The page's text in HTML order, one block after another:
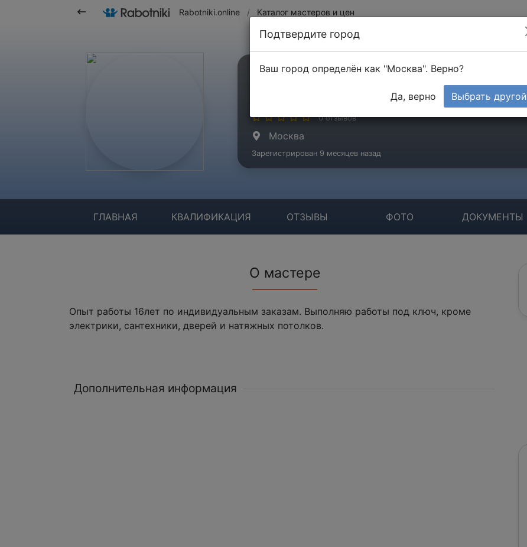
Rabotniki.online / Каталог мастеров и цен
Головань Александр
0 отзывов
Москва
Зарегистрирован 9 месяцев назад
ГЛАВНАЯ КВАЛИФИКАЦИЯ ОТЗЫВЫ ФОТО ДОКУМЕНТЫ
О мастере
Опыт работы 16лет по индивидуальным заказам. Выполняю работы под ключ, кроме
электрики, сантехники, дверей и натяжных потолков.
Дополнительная информация
Подтвердите город
Ваш город определён как "Москва". Верно?
Да, верно Выбрать другой